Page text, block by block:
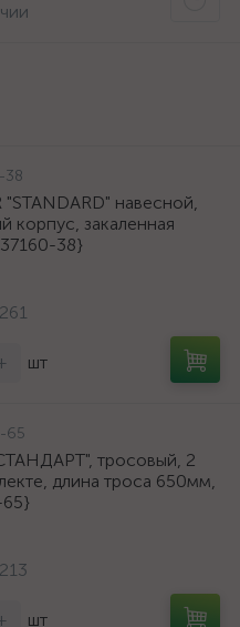
38
"STANDARD" навесной,
корпус, закаленная
38}
шт
65
тросовый, 2
длина троса 650мм,
шт